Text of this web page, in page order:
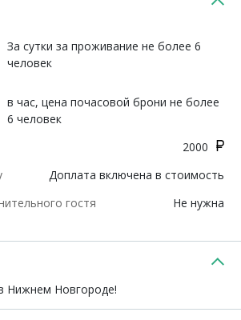
За сутки за проживание не более 6
человек
в час, цена почасовой брони не более
6 человек
2000
Доплата включена в стоимость
гостя
Не нужна
Нижнем Новгороде!